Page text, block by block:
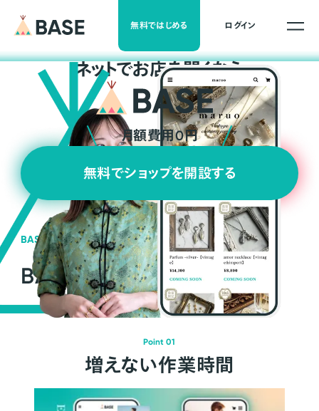
無料ではじめる ログイン
ネットでお店を開くなら
月額費用0円
無料でショップを開設する
BASEの強み
BASEが強い3つの理由
Point 01
増えない作業時間